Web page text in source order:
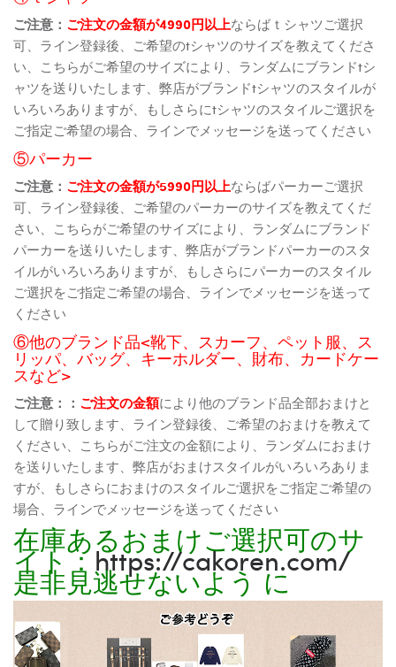
ご注意： ご注文の金額が4990円以上ならばｔシャツご選択
可、ライン登録後、ご希望のtシャツのサイズを教えてくださ
い、こちらがご希望のサイズにより、ランダムにブランドtシ
ャツを送りいたします、弊店がブランドtシャツのスタイルが
いろいろありますが、もしさらにtシャツのスタイルご選択を
ご指定ご希望の場合、ラインでメッセージを送ってください
⑤パーカー
ご注意： ご注文の金額が5990円以上ならばパーカーご選択
可、ライン登録後、ご希望のパーカーのサイズを教えてくだ
さい、こちらがご希望のサイズにより、ランダムにブランド
パーカーを送りいたします、弊店がブランドパーカーのスタ
イルがいろいろありますが、もしさらにパーカーのスタイル
ご選択をご指定ご希望の場合、ラインでメッセージを送って
ください
⑥他のブランド品<靴下、スカーフ、ペット服、ス
リッパ、バッグ、キーホルダー、財布、カードケー
スなど>
ご注意：： ご注文の金額により他のブランド品全部おまけと
して贈り致します、ライン登録後、ご希望のおまけを教えて
ください、こちらがご注文の金額により、ランダムにおまけ
を送りいたします、弊店がおまけスタイルがいろいろありま
すが、もしさらにおまけのスタイルご選択をご指定ご希望の
場合、ラインでメッセージを送ってください
在庫あるおまけご選択可のサ
イト：https://cakoren.com/
是非見逃せないよう に